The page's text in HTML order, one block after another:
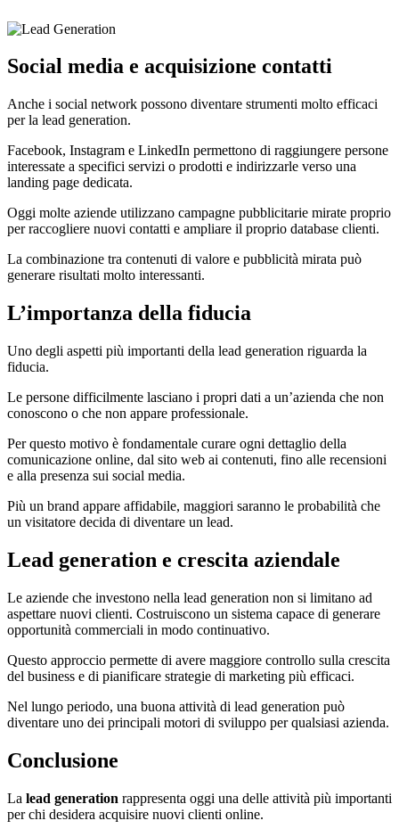
Social media e acquisizione contatti
Anche i social network possono diventare strumenti molto efficaci
per la lead generation.
Facebook, Instagram e LinkedIn permettono di raggiungere persone
interessate a specifici servizi o prodotti e indirizzarle verso una
landing page dedicata.
Oggi molte aziende utilizzano campagne pubblicitarie mirate proprio
per raccogliere nuovi contatti e ampliare il proprio database clienti.
La combinazione tra contenuti di valore e pubblicità mirata può
generare risultati molto interessanti.
L’importanza della fiducia
Uno degli aspetti più importanti della lead generation riguarda la
fiducia.
Le persone difficilmente lasciano i propri dati a un’azienda che non
conoscono o che non appare professionale.
Per questo motivo è fondamentale curare ogni dettaglio della
comunicazione online, dal sito web ai contenuti, fino alle recensioni
e alla presenza sui social media.
Più un brand appare affidabile, maggiori saranno le probabilità che
un visitatore decida di diventare un lead.
Lead generation e crescita aziendale
Le aziende che investono nella lead generation non si limitano ad
aspettare nuovi clienti. Costruiscono un sistema capace di generare
opportunità commerciali in modo continuativo.
Questo approccio permette di avere maggiore controllo sulla crescita
del business e di pianificare strategie di marketing più efficaci.
Nel lungo periodo, una buona attività di lead generation può
diventare uno dei principali motori di sviluppo per qualsiasi azienda.
Conclusione
La lead generation rappresenta oggi una delle attività più importanti
per chi desidera acquisire nuovi clienti online.